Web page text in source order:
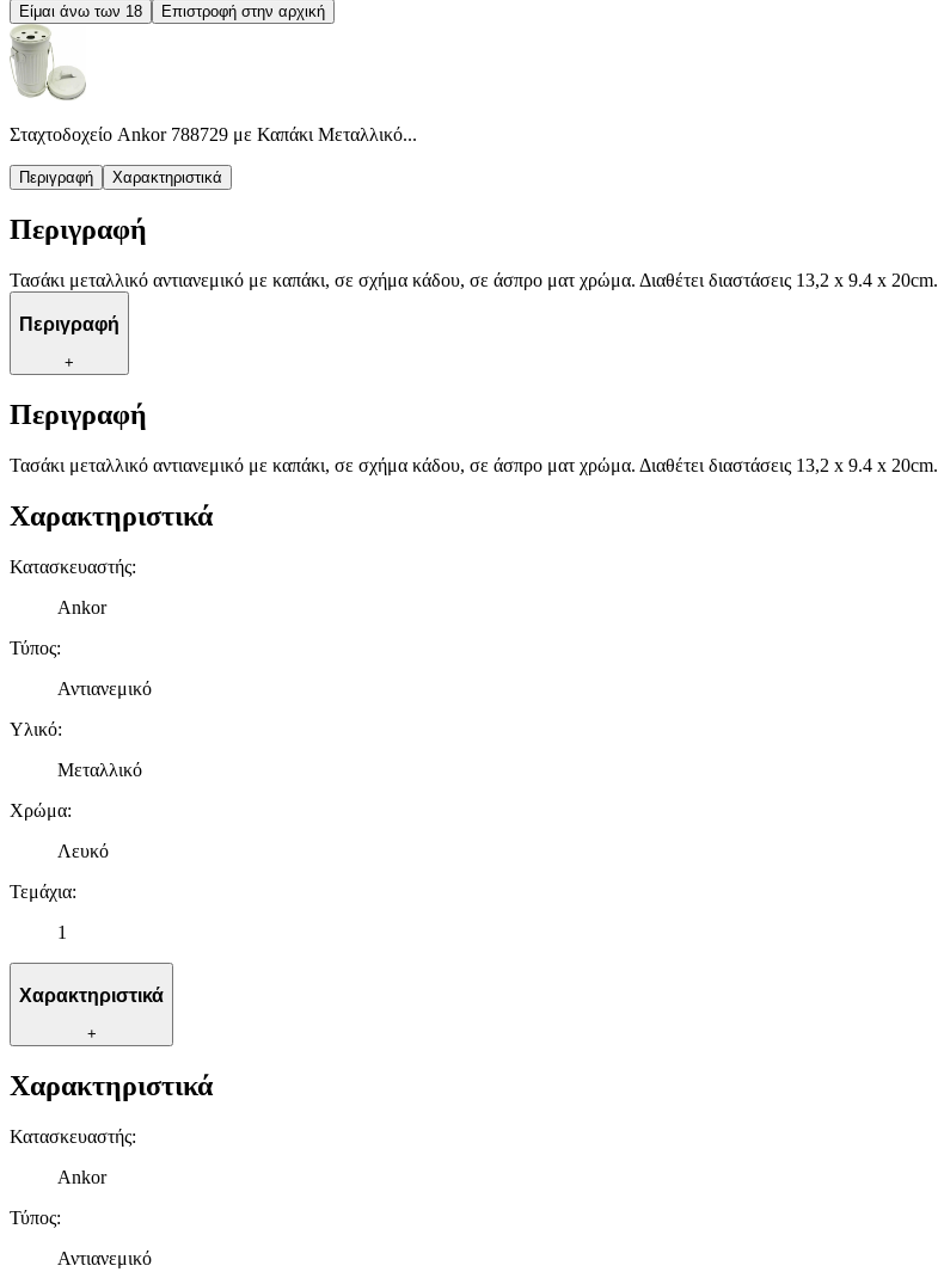
Είμαι άνω των 18 Επιστροφή στην αρχική
Σταχτοδοχείο Ankor 788729 με Καπάκι Μεταλλικό...
Περιγραφή Χαρακτηριστικά
Περιγραφή
Τασάκι μεταλλικό αντιανεμικό με καπάκι, σε σχήμα κάδου, σε άσπρο ματ χρώμα. Διαθέτει διαστάσεις 13,2 x 9.4 x 20cm.
Περιγραφή
+
Περιγραφή
Τασάκι μεταλλικό αντιανεμικό με καπάκι, σε σχήμα κάδου, σε άσπρο ματ χρώμα. Διαθέτει διαστάσεις 13,2 x 9.4 x 20cm.
Χαρακτηριστικά
Κατασκευαστής:
Ankor
Τύπος:
Αντιανεμικό
Υλικό:
Μεταλλικό
Χρώμα:
Λευκό
Τεμάχια:
1
Χαρακτηριστικά
+
Χαρακτηριστικά
Κατασκευαστής:
Ankor
Τύπος:
Αντιανεμικό